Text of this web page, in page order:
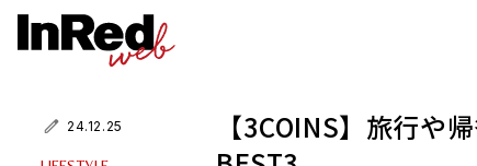
【3COINS】旅行や
24.12.25